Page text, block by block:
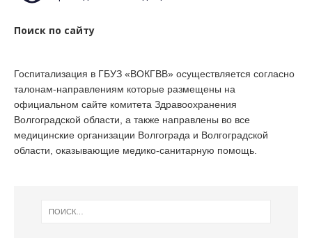
Поиск по сайту
Госпитализация в ГБУЗ «ВОКГВВ» осуществляется согласно
талонам-направлениям которые размещены на
официальном сайте комитета Здравоохранения
Волгоградской области, а также направлены во все
медицинские организации Волгограда и Волгоградской
области, оказывающие медико-санитарную помощь.